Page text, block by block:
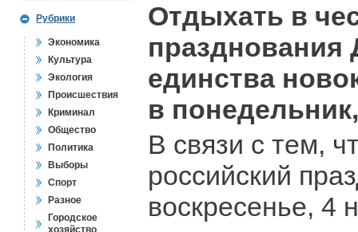
Рубрики
Экономика
Культура
Экология
Происшествия
Криминал
Общество
Политика
Выборы
Спорт
Разное
Городское
хозяйство
Отдыхать в
празднования
единства
в
В связи с тем,
российский
воскресенье, 4